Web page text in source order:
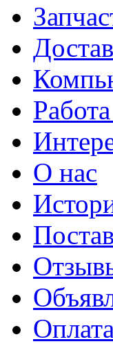
О нас
Оплата